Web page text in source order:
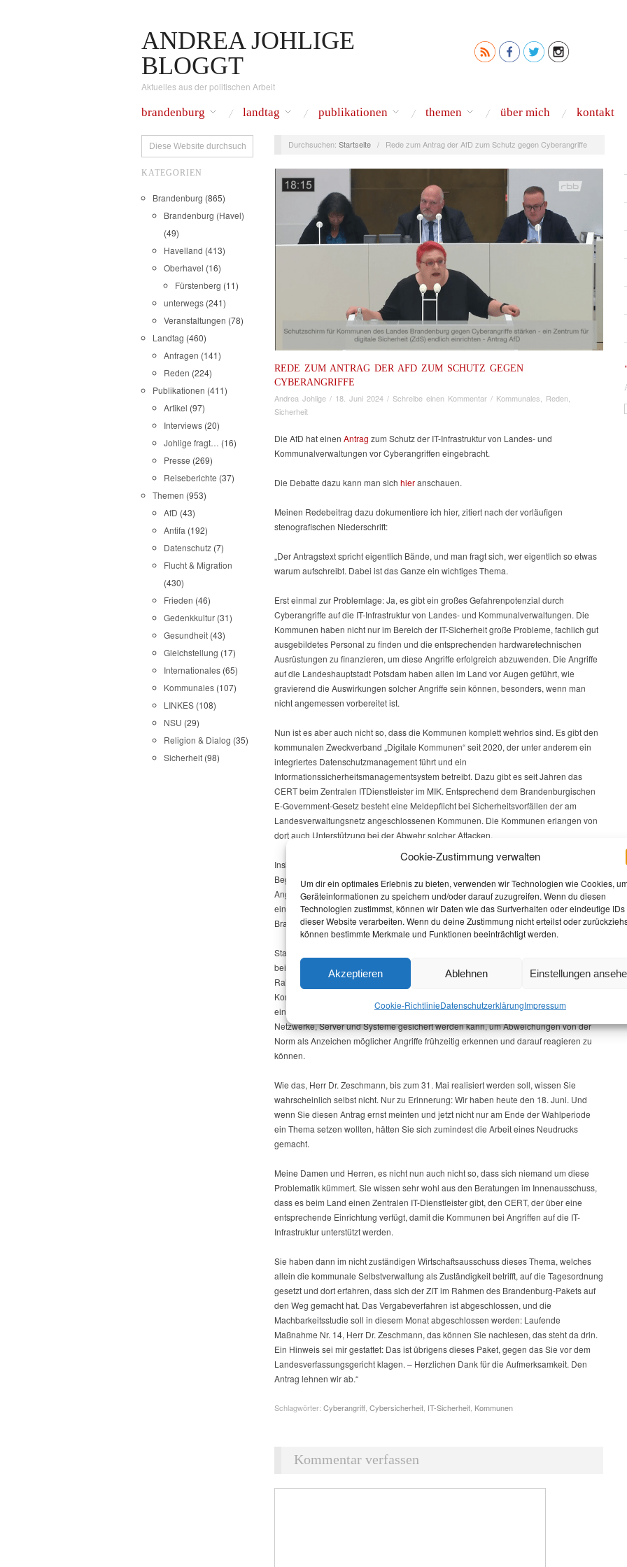
Cookie-Zustimmung verwalten
Um dir ein optimales Erlebnis zu bieten, verwenden wir Technologien wie Cookies,
Geräteinformationen zu speichern und/oder darauf zuzugreifen. Wenn du diesen
Technologien zustimmst, können wir Daten wie das Surfverhalten oder eindeutige IDs
dieser Website verarbeiten. Wenn du deine Zustimmung nicht erteilst oder
können bestimmte Merkmale und Funktionen beeinträchtigt werden.
Akzeptieren Ablehnen Einstellungen
Cookie-RichtlinieDatenschutz­erklärungImpressum
ANDREA JOHLIGE
BLOGGT
Aktuelles aus der politischen Arbeit
brandenburg landtag publikationen themen über mich kontakt
KATEGORIEN
Brandenburg (865)
Brandenburg (Havel)
(49)
Havelland (413)
Oberhavel (16)
Fürstenberg (11)
unterwegs (241)
Veranstaltungen (78)
Landtag (460)
Anfragen (141)
Reden (224)
Publikationen (411)
Artikel (97)
Interviews (20)
Johlige fragt… (16)
Presse (269)
Reiseberichte (37)
Themen (953)
AfD (43)
Antifa (192)
Datenschutz (7)
Flucht & Migration
(430)
Frieden (46)
Gedenkkultur (31)
Gesundheit (43)
Gleichstellung (17)
Internationales (65)
Kommunales (107)
LINKES (108)
NSU (29)
Religion & Dialog (35)
Sicherheit (98)
Durchsuchen: Startseite / Rede zum Antrag der AfD zum Schutz gegen Cyberangriffe
REDE ZUM ANTRAG DER AFD ZUM SCHUTZ GEGEN
CYBERANGRIFFE
Andrea Johlige / 18. Juni 2024 / Schreibe einen Kommentar / Kommunales Reden
Sicherheit
Die AfD hat einen Antrag zum Schutz der IT-Infrastruktur von Landes- und
Kommunalverwaltungen vor Cyberangriffen eingebracht.
Die Debatte dazu kann man sich hieranschauen.
Meinen Redebeitrag dazu dokumentiere ich hier, zitiert nach der vorläufigen
stenografischen Niederschrift:
„Der Antragstext spricht eigentlich Bände, und man fragt sich, wer eigentlich so etwas
warum aufschreibt. Dabei ist das Ganze ein wichtiges Thema.
Erst einmal zur Problemlage: Ja, es gibt ein großes Gefahrenpotenzial durch
Cyberangriffe auf die IT-Infrastruktur von Landes- und Kommunalverwaltungen. Die
Kommunen haben nicht nur im Bereich der IT-Sicherheit große Probleme, fachlich gut
ausgebildetes Personal zu finden und die entsprechenden hardwaretechnischen
Ausrüstungen zu finanzieren, um diese Angriffe erfolgreich abzuwenden. Die Angriffe
auf die Landeshauptstadt Potsdam haben allen im Land vor Augen geführt, wie
gravierend die Auswirkungen solcher Angriffe sein können, besonders, wenn man
nicht angemessen vorbereitet ist.
Nun ist es aber auch nicht so, dass die Kommunen komplett wehrlos sind. Es gibt den
kommunalen Zweckverband „Digitale Kommunen“ seit 2020, der unter anderem ein
integriertes Datenschutzmanagement führt und ein
Informationssicherheitsmanagementsystem betreibt. Dazu gibt es seit Jahren das
CERT beim Zentralen ITDienstleister im MIK. Entsprechend dem Brandenburgischen
E-Government-Gesetz besteht eine Meldepflicht bei Sicherheitsvorfällen der am
Landesverwaltungsnetz angeschlossenen Kommunen. Die Kommunen erlangen von
dort auch Unterstützung bei der Abwehr solcher Attacken.
Insbesondere im Zuge des Ukraine-Krieges – das führen Sie selbst in Ihrer
Begründung aus – ist dieses Risiko – ich möchte ergänzen: vor allem durch russische
Angriffe – erheblich gestiegen. Vielleicht wäre es eine Idee, dass Sie von der AfD
einen Ihrer Kontakte in Richtung Russland nutzen und für die Kommunen in
Brandenburg ein gutes Wort einlegen.
Stattdessen fordern Sie die Landesregierung auf, bis zum 31. Mai 2024 – kein Gag –
beim ZIT-Brandenburg ein sogenanntes Security Operations Center als zentralen, im
Rahmen der kommunalen Selbstverwaltung freiwillig einzubindenden Dienstleister für
Kommunen und Landkreise mit der nötigen finanziellen und personellen Ausstattung
einzurichten, mit dem die ständige Beobachtung des Datenflusses aller digitalen
Netzwerke, Server und Systeme gesichert werden kann, um Abweichungen von der
Norm als Anzeichen möglicher Angriffe frühzeitig erkennen und darauf reagieren zu
können.
Wie das, Herr Dr. Zeschmann, bis zum 31. Mai realisiert werden soll, wissen Sie
wahrscheinlich selbst nicht. Nur zu Erinnerung: Wir haben heute den 18. Juni. Und
wenn Sie diesen Antrag ernst meinten und jetzt nicht nur am Ende der Wahlperiode
ein Thema setzen wollten, hätten Sie sich zumindest die Arbeit eines Neudrucks
gemacht.
Meine Damen und Herren, es nicht nun auch nicht so, dass sich niemand um diese
Problematik kümmert. Sie wissen sehr wohl aus den Beratungen im Innenausschuss,
dass es beim Land einen Zentralen IT-Dienstleister gibt, den CERT, der über eine
entsprechende Einrichtung verfügt, damit die Kommunen bei Angriffen auf die IT-
Infrastruktur unterstützt werden.
Sie haben dann im nicht zuständigen Wirtschaftsausschuss dieses Thema, welches
allein die kommunale Selbstverwaltung als Zuständigkeit betrifft, auf die Tagesordnung
gesetzt und dort erfahren, dass sich der ZIT im Rahmen des Brandenburg-Pakets auf
den Weg gemacht hat. Das Vergabeverfahren ist abgeschlossen, und die
Machbarkeitsstudie soll in diesem Monat abgeschlossen werden: Laufende
Maßnahme Nr. 14, Herr Dr. Zeschmann, das können Sie nachlesen, das steht da drin.
Ein Hinweis sei mir gestattet: Das ist übrigens dieses Paket, gegen das Sie vor dem
Landesverfassungsgericht klagen. – Herzlichen Dank für die Aufmerksamkeit. Den
Antrag lehnen wir ab.“
Schlagwörter: Cyberangriff Cybersicherheit IT-Sicherheit Kommunen
Kommentar verfassen